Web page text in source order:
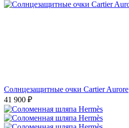
Солнцезащитные очки Cartier Aurore
41 900 ₽